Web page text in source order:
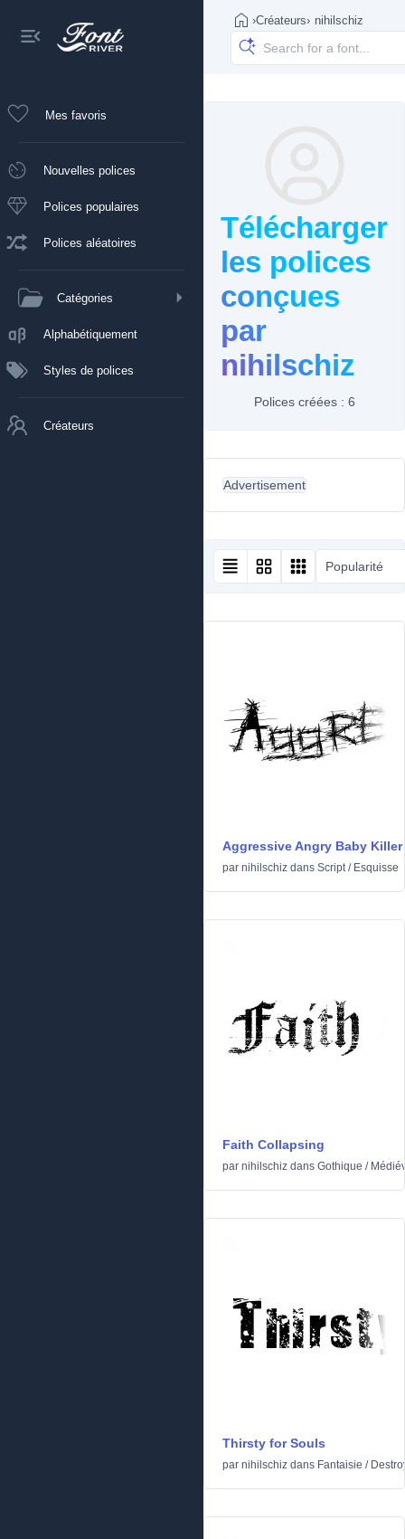
Mes favoris
Nouvelles polices
Polices populaires
Polices aléatoires
Catégories
Alphabétiquement
Styles de polices
Créateurs
›Créateurs› nihilschiz
Télécharger
les polices
conçues
par
nihilschiz
Polices créées : 6
Advertisement
Popularité
Aggressive Angry Baby Killer
par nihilschiz dans Script/ Esquisse
Faith Collapsing
par nihilschiz dans Gothique /
Thirsty for Souls
par nihilschiz dans Fantaisie /